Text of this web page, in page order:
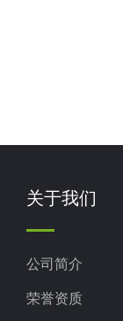
关于我们
公司简介
荣誉资质